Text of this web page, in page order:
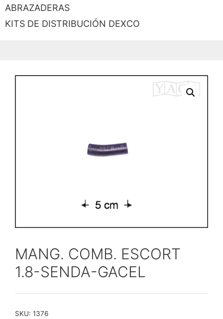
MANG. COMB. ESCORT
1.8-SENDA-GACEL
SKU: 1376
ABRAZADERAS
KITS DE DISTRIBUCIÓN DEXCO